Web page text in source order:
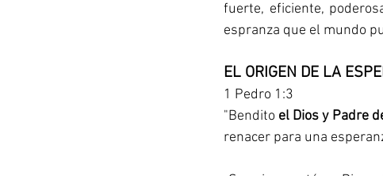
fuerte, eficiente,
espranza que el mundo
EL ORIGEN DE LA
1 Pedro 1:3
"Bendito el Dios y Padre
renacer para una